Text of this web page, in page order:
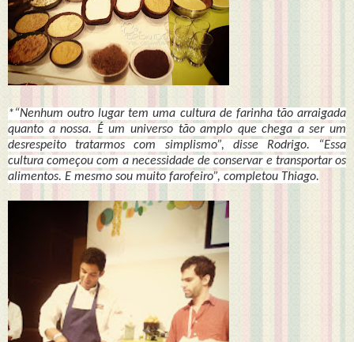
*“Nenhum outro lugar tem uma cultura de farinha tão arraigada
quanto a nossa. É um universo tão amplo que chega a ser um
desrespeito tratarmos com simplismo”, disse Rodrigo. “Essa
cultura começou com a necessidade de conservar e transportar os
alimentos. E mesmo sou muito farofeiro”, completou Thiago.